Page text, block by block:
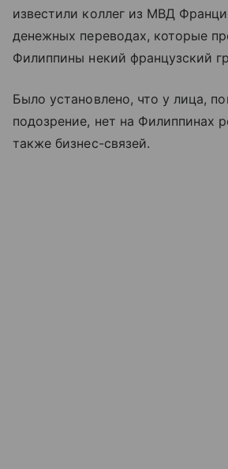
известили коллег из МВД
денежных переводах, которые
Филиппины некий французский
Было установлено, что у лица,
подозрение, нет на Филиппинах
также бизнес-связей.